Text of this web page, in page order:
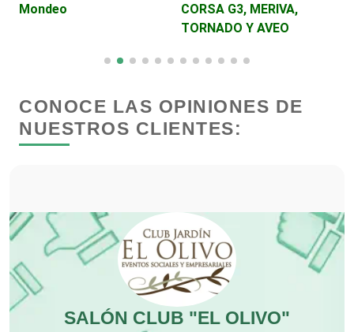
Clínicas de Belleza
Clínicas de Rehabilitación
Clínicas y Hospitales
Cocinas Integrales
Combustibles y Lubricantes
Compresores de aire
Mondeo
CORSA G3, MERIVA,
TORNADO Y AVEO
CONOCE LAS OPINIONES DE
NUESTROS CLIENTES:
SALÓN CLUB "EL OLIVO"